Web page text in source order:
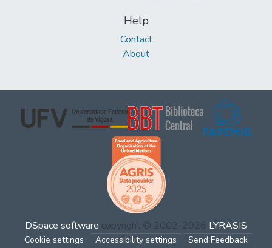
Help
Contact
About
DSpace software copyright © 2002-2026 LYRASIS
Cookie settings Accessibility settings Send Feedback